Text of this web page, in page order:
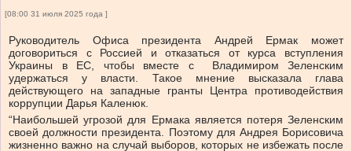
[08:00 31 июля 2025 года ]
Руководитель Офиса президента Андрей Ермак может
договориться с Россией и отказаться от курса вступления
Украины в ЕС, чтобы вместе с Владимиром Зеленским
удержаться у власти. Такое мнение высказала глава
действующего на западные гранты Центра противодействия
коррупции Дарья Каленюк.
“Наибольшей угрозой для Ермака является потеря Зеленским
своей должности президента. Поэтому для Андрея Борисовича
жизненно важно на случай выборов, которых не избежать после